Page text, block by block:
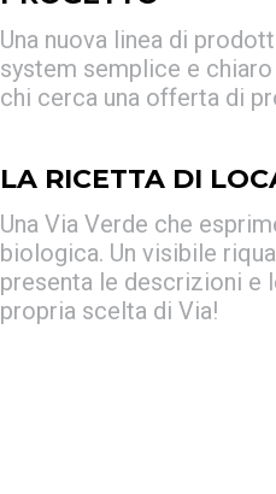
Una nuova linea di
system semplice e
chi cerca una offerta di
LA RICETTA DI
Una Via Verde che
biologica. Un visibile
presenta le descrizioni e
propria scelta di Via!